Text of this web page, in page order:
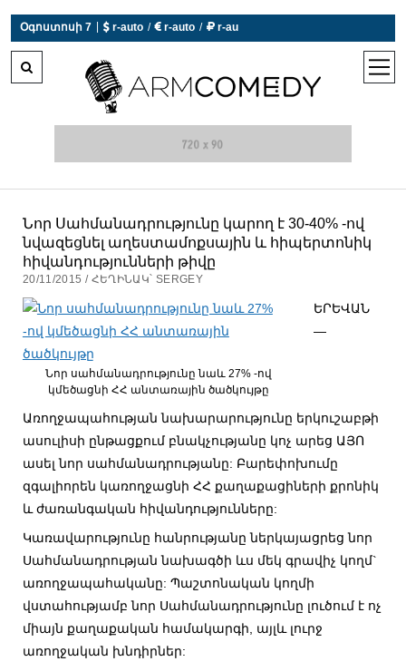
Օգոստոսի 7  r-auto /  r-auto /  r-au
open
Նոր Սահմանադրությունը կարող է 30-40% -ով
նվազեցնել աղեստամոքսային և հիպերտոնիկ
հիվանդությունների թիվը
20/11/2015 / ՀԵՂԻՆԱԿ՝ SERGEY
Նոր սահմանադրությունը նաև 27% -ով
կմեծացնի ՀՀ անտառային ծածկույթը
ԵՐԵՎԱՆ
—
Առողջապահության նախարարությունը երկուշաբթի
ասուլիսի ընթացքում բնակչությանը կոչ արեց ԱՅՈ
ասել նոր սահմանադրությանը: Բարեփոխումը
զգալիորեն կառողջացնի ՀՀ քաղաքացիների քրոնիկ
և ժառանգական հիվանդությունները:
Կառավարությունը հանրությանը ներկայացրեց նոր
Սահմանադրության նախագծի ևս մեկ գրավիչ կողմ`
առողջապահականը: Պաշտոնական կողմի
վստահությամբ նոր Սահմանադրությունը լուծում է ոչ
միայն քաղաքական համակարգի, այլև լուրջ
առողջական խնդիրներ: